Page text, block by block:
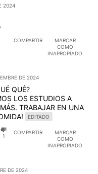
2024
COMPARTIR
MARCAR
COMO
INAPROPIADO
DE 2024
QUÉ?
LOS ESTUDIOS A
TRABAJAR EN UNA
EDITADO
1
COMPARTIR
MARCAR
COMO
INAPROPIADO
DE 2024